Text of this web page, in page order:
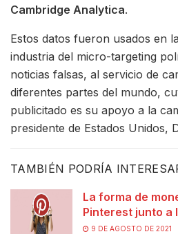
Cambridge Analytica.
Estos datos fueron usados en
industria del micro-targeting
noticias falsas, al servicio de
diferentes partes del mundo,
publicitado es su apoyo a la
presidente de Estados Unidos,
TAMBIÉN PODRÍA
La forma de
Pinterest junto a
9 DE AGOSTO DE 2021